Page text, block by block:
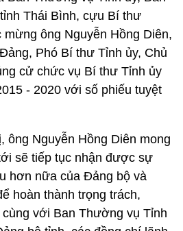
Thái Bình, cựu Bí thư
mừng ông Nguyễn Hồng Diên,
Phó Bí thư Tỉnh ủy, Chủ
cử chức vụ Bí thư Tỉnh ủy
- 2020 với số phiếu tuyệt
ông Nguyễn Hồng Diên mong
sẽ tiếp tục nhận được sự
hơn nữa của Đảng bộ và
hoàn thành trọng trách,
với Ban Thường vụ Tỉnh